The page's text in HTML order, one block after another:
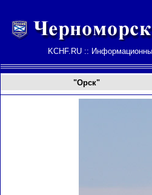
KCHF.RU ::
"Орск"